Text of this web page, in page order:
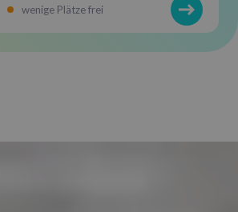
wenige Plätze frei